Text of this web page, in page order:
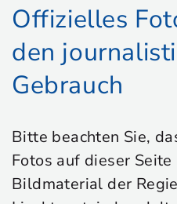
Offizielles
den
Gebrauch
Bitte beachten Sie,
Fotos auf dieser
Bildmaterial der